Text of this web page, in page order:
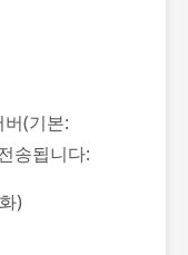
(기본:
송됩니다:
)